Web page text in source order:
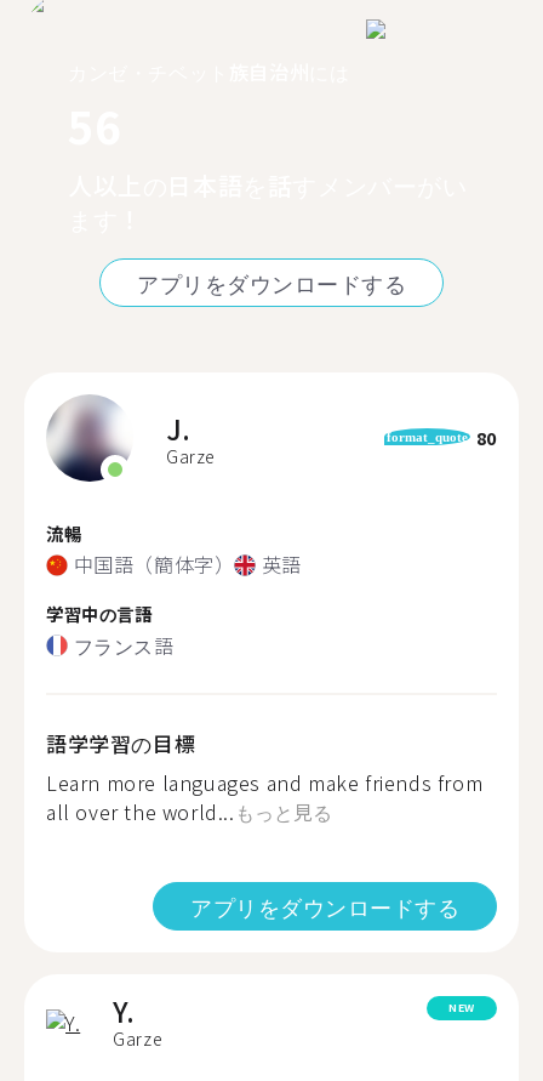
アプリをダウンロードする
J.
Garze
format_quote 80
流暢
中国語（簡体字） 英語
学習中の言語
フランス語
語学学習の目標
Learn more languages and make friends from
all over the world... もっと見る
アプリをダウンロードする
Y.
Garze
NEW